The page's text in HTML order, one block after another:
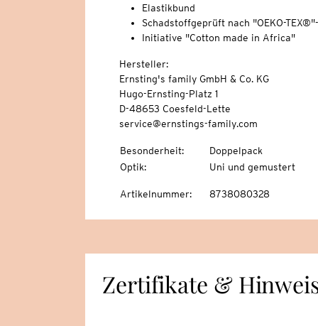
Elastikbund
Schadstoffgeprüft nach "OEKO-
Initiative "Cotton made in Africa"
Hersteller:
Ernsting's family GmbH & Co. KG
Hugo-Ernsting-Platz 1
D-48653 Coesfeld-Lette
service@ernstings-family.com
Besonderheit:
Doppelpack
Optik: Uni und gemustert
Artikelnummer: 8738080328
Zertifikate &